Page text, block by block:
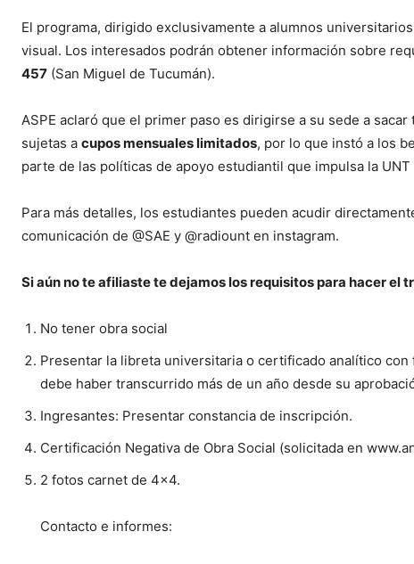
El programa, dirigido exclusivamente a alumnos
visual. Los interesados podrán obtener información sobre
457 (San Miguel de Tucumán).
ASPE aclaró que el primer paso es dirigirse a su sede a
sujetas a cupos mensuales limitados, por lo que instó a los
parte de las políticas de apoyo estudiantil que impulsa la
Para más detalles, los estudiantes pueden acudir
comunicación de @SAE y @radiount en instagram.
Si aún no te afiliaste te dejamos los requisitos para hacer el
No tener obra social
Presentar la libreta universitaria o certificado analítico
debe haber transcurrido más de un año desde su
Ingresantes: Presentar constancia de inscripción.
Certificación Negativa de Obra Social (solicitada en
2 fotos carnet de 4×4.
Contacto e informes: